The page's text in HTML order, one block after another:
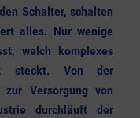
Schalter, schalten
alles. Nur wenige
welch komplexes
steckt. Von der
Versorgung von
durchläuft der